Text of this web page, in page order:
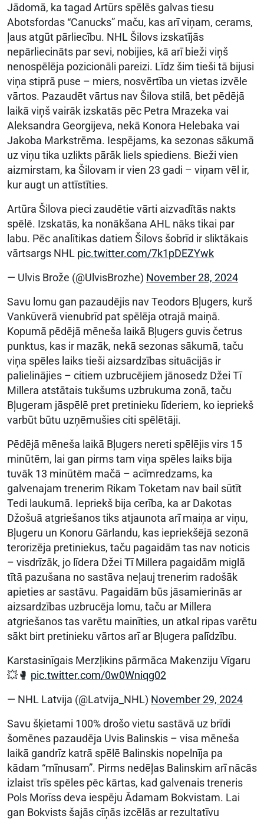
Jādomā, ka tagad Artūrs spēlēs galvas tiesu
Abotsfordas “Canucks” maču, kas arī viņam, cerams,
ļaus atgūt pārliecību. NHL Šilovs izskatījās
nepārliecināts par sevi, nobijies, kā arī bieži viņš
nenospēlēja pozicionāli pareizi. Līdz šim tieši tā bijusi
viņa stiprā puse – miers, nosvērtība un vietas izvēle
vārtos. Pazaudēt vārtus nav Šilova stilā, bet pēdējā
laikā viņš vairāk izskatās pēc Petra Mrazeka vai
Aleksandra Georgijeva, nekā Konora Helebaka vai
Jakoba Markstrēma. Iespējams, ka sezonas sākumā
uz viņu tika uzlikts pārāk liels spiediens. Bieži vien
aizmirstam, ka Šilovam ir vien 23 gadi – viņam vēl ir,
kur augt un attīstīties.
Artūra Šilova pieci zaudētie vārti aizvadītās nakts
spēlē. Izskatās, ka nonākšana AHL nāks tikai par
labu. Pēc analītikas datiem Šilovs šobrīd ir sliktākais
vārtsargs NHL pic.twitter.com/7k1pDEZYwk
— Ulvis Brože (@UlvisBrozhe) November 28, 2024
Savu lomu gan pazaudējis nav Teodors Bļugers, kurš
Vankūverā vienubrīd pat spēlēja otrajā maiņā.
Kopumā pēdējā mēneša laikā Bļugers guvis četrus
punktus, kas ir mazāk, nekā sezonas sākumā, taču
viņa spēles laiks tieši aizsardzības situācijās ir
palielinājies – citiem uzbrucējiem jānosedz Džei Tī
Millera atstātais tukšums uzbrukuma zonā, taču
Bļugeram jāspēlē pret pretinieku līderiem, ko iepriekš
varbūt būtu uzņēmušies citi spēlētāji.
Pēdējā mēneša laikā Bļugers nereti spēlējis virs 15
minūtēm, lai gan pirms tam viņa spēles laiks bija
tuvāk 13 minūtēm mačā – acīmredzams, ka
galvenajam trenerim Rikam Toketam nav bail sūtīt
Tedi laukumā. Iepriekš bija cerība, ka ar Dakotas
Džošuā atgriešanos tiks atjaunota arī maiņa ar viņu,
Bļugeru un Konoru Gārlandu, kas iepriekšējā sezonā
terorizēja pretiniekus, taču pagaidām tas nav noticis
– visdrīzāk, jo līdera Džei Tī Millera pagaidām miglā
tītā pazušana no sastāva neļauj trenerim radošāk
apieties ar sastāvu. Pagaidām būs jāsamierinās ar
aizsardzības uzbrucēja lomu, taču ar Millera
atgriešanos tas varētu mainīties, un atkal ripas varētu
sākt birt pretinieku vārtos arī ar Bļugera palīdzību.
Karstasinīgais Merzļikins pārmāca Makenziju Vīgaru
💥🥊 pic.twitter.com/0w0Wniqg02
— NHL Latvija (@Latvija_NHL) November 29, 2024
Savu šķietami 100% drošo vietu sastāvā uz brīdi
šomēnes pazaudēja Uvis Balinskis – visa mēneša
laikā gandrīz katrā spēlē Balinskis nopelnīja pa
kādam “mīnusam”. Pirms nedēļas Balinskim arī nācās
izlaist trīs spēles pēc kārtas, kad galvenais treneris
Pols Morīss deva iespēju Ādamam Bokvistam. Lai
gan Bokvists šajās cīņās izcēlās ar rezultatīvu